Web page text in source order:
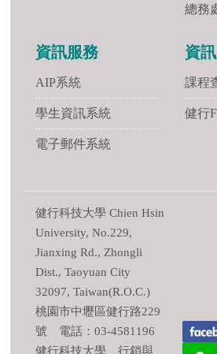
總務
資訊服務
AIP系統
學生資訊系統
電子郵件系統
資
課程
健行
健行科技大學 Chien Hsin
University, No.229,
Jianxing Rd., Zhongli
Dist., Taoyuan City
32097, Taiwan(R.O.C.)
桃園市中壢區健行路229
號 電話：03-4581196
健行科技大學 行銷與